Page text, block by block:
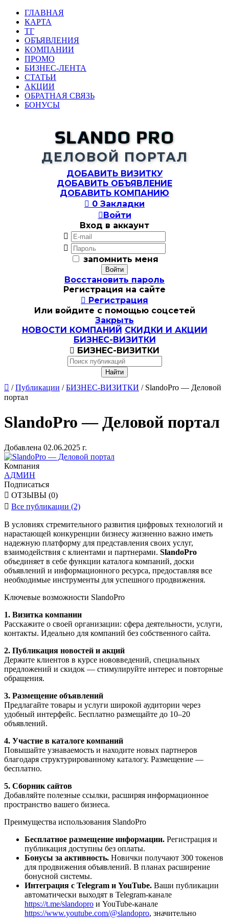
ГЛАВНАЯ
КАРТА
ТГ
ОБЪЯВЛЕНИЯ
КОМПАНИИ
ПРОМО
БИЗНЕС-ЛЕНТА
СТАТЬИ
АКЦИИ
ОБРАТНАЯ СВЯЗЬ
БОНУСЫ
SLANDO PRO
ДЕЛОВОЙ ПОРТАЛ
ДОБАВИТЬ ВИЗИТКУ
ДОБАВИТЬ ОБЪЯВЛЕНИЕ
ДОБАВИТЬ КОМПАНИЮ
 0 Закладки
Войти
Вход в аккаунт


запомнить меня
Восстановить пароль
Регистрация на сайте
 Регистрация
Или войдите с помощью соцсетей
Закрыть
НОВОСТИ КОМПАНИЙ СКИДКИ И АКЦИИ
БИЗНЕС-ВИЗИТКИ
 БИЗНЕС-ВИЗИТКИ
 /Публикации /БИЗНЕС-ВИЗИТКИ / SlandoPro — Деловой
портал
SlandoPro — Деловой портал
Добавлена 02.06.2025 г.
Компания
АДМИН
Подписаться
 ОТЗЫВЫ (0)
 Все публикации (2)
В условиях стремительного развития цифровых технологий и
нарастающей конкуренции бизнесу жизненно важно иметь
надежную платформу для представления своих услуг,
взаимодействия с клиентами и партнерами. SlandoPro
объединяет в себе функции каталога компаний, доски
объявлений и информационного ресурса, предоставляя все
необходимые инструменты для успешного продвижения.
Ключевые возможности SlandoPro
1. Визитка компании
Расскажите о своей организации: сфера деятельности, услуги,
контакты. Идеально для компаний без собственного сайта.
2. Публикация новостей и акций
Держите клиентов в курсе нововведений, специальных
предложений и скидок — стимулируйте интерес и повторные
обращения.
3. Размещение объявлений
Предлагайте товары и услуги широкой аудитории через
удобный интерфейс. Бесплатно размещайте до 10–20
объявлений.
4. Участие в каталоге компаний
Повышайте узнаваемость и находите новых партнеров
благодаря структурированному каталогу. Размещение —
бесплатно.
5. Сборник сайтов
Добавляйте полезные ссылки, расширяя информационное
пространство вашего бизнеса.
Преимущества использования SlandoPro
Бесплатное размещение информации. Регистрация и
публикация доступны без оплаты.
Бонусы за активность. Новички получают 300 токенов
для продвижения объявлений. В планах расширение
бонусной системы.
Интеграция с Telegram и YouTube. Ваши публикации
автоматически выходят в Telegram-канале
https://t.me/slandopro и YouTube-канале
https://www.youtube.com/@slandopro, значительно